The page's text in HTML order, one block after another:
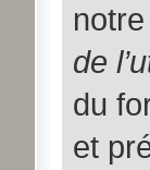
de
du
et